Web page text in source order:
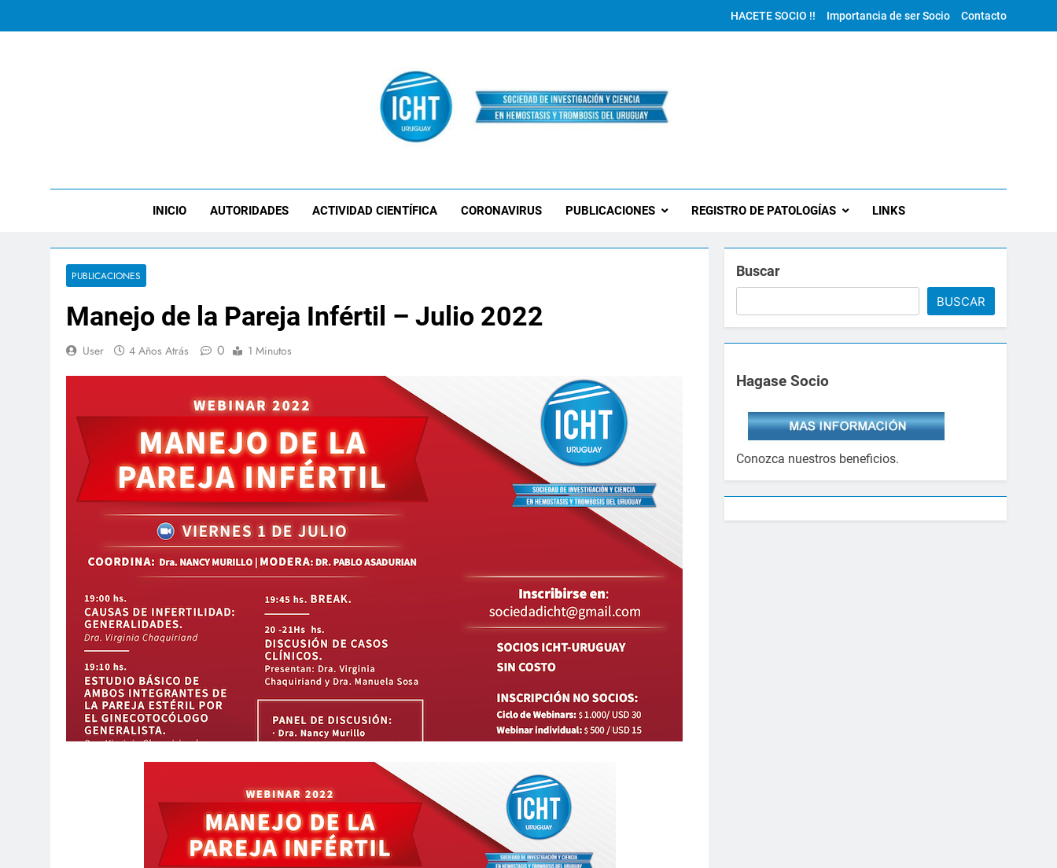
HACETE SOCIO !! Importancia de ser Socio Contacto
INICIO AUTORIDADES ACTIVIDAD CIENTÍFICA CORONAVIRUS PUBLICACIONES REGISTRO DE PATOLOGÍAS LINKS
PUBLICACIONES
Manejo de la Pareja Infértil – Julio 2022
User 4 Años Atrás 0 1 Minutos
Buscar
BUSCAR
Hagase Socio
Conozca nuestros beneficios.